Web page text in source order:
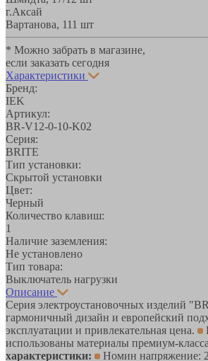
г.Аксай
Вартанова, 111 шт
* Можно забрать в магазине,
если заказать сегодня
Характеристики
Бренд:
IEK
Артикул:
BR-V12-0-10-K02
Серия:
BRITE
Тип установки:
Скрытой установки
Цвет:
Черный
Количество клавиш:
1
Наличие заземления:
Не установлено
Тип товара:
Выключатель нагрузки
Описание
Серия электроустановочных изделий
гармоничный дизайн и европейский
эксплуатации и привлекательная цена.
использованы материалы премиум-класса
характеристики:
Номин напряжение: